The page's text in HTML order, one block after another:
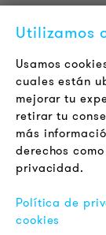
Jobs
Boletín
LEGAL
Terminos y
Aviso de
Pie de
Utilizamos
Usamos
cuales están
mejorar tu
retirar tu
más
derechos
privacidad.
Política de
cookies